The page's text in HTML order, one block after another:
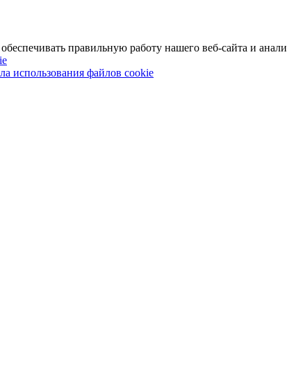
правильную работу нашего веб-сайта и
использования файлов cookie